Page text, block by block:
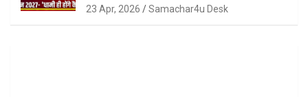
23 Apr, 2026 Samachar4u Desk